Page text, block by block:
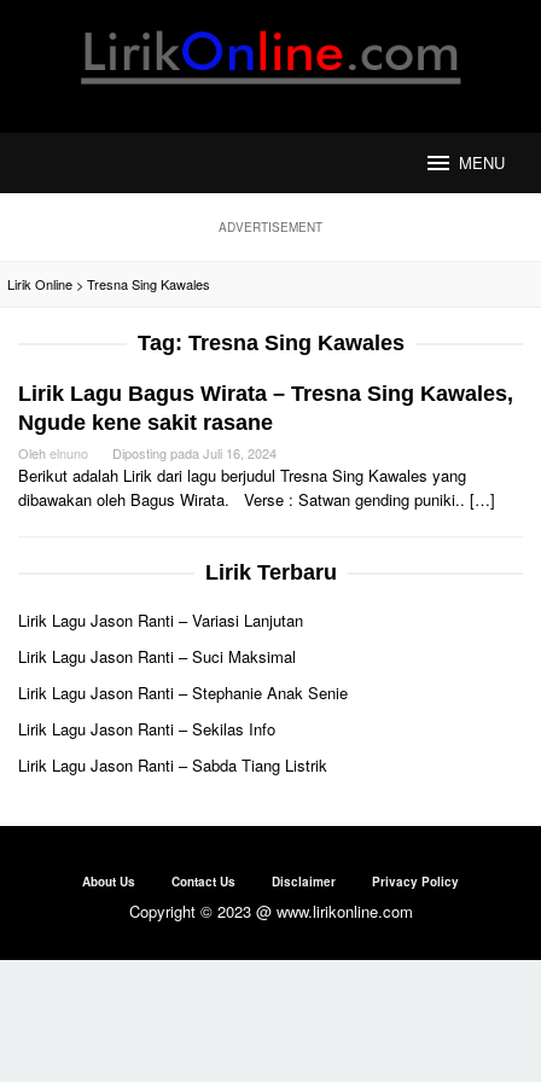
MENU
ADVERTISEMENT
Lirik Online > Tresna Sing Kawales
Tag: Tresna Sing Kawales
Lirik Lagu Bagus Wirata – Tresna Sing Kawales,
Ngude kene sakit rasane
Olehelnuno Diposting pada Juli 16, 2024
Berikut adalah Lirik dari lagu berjudul Tresna Sing Kawales yang
dibawakan oleh Bagus Wirata. Verse : Satwan gending puniki.. […]
Lirik Terbaru
Lirik Lagu Jason Ranti – Variasi Lanjutan
Lirik Lagu Jason Ranti – Suci Maksimal
Lirik Lagu Jason Ranti – Stephanie Anak Senie
Lirik Lagu Jason Ranti – Sekilas Info
Lirik Lagu Jason Ranti – Sabda Tiang Listrik
About Us Contact Us Disclaimer Privacy Policy
Copyright © 2023 @ www.lirikonline.com